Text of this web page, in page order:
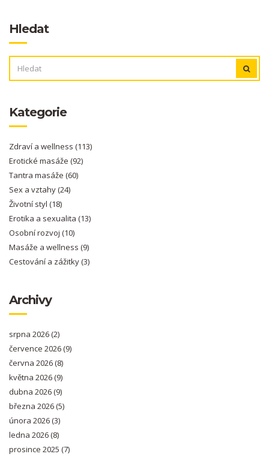
Hledat
Kategorie
Zdraví a wellness (113)
Erotické masáže (92)
Tantra masáže (60)
Sex a vztahy(24)
Životní styl (18)
Erotika a sexualita (13)
Osobní rozvoj (10)
Masáže a wellness (9)
Cestování a zážitky(3)
Archivy
srpna 2026(2)
července 2026(9)
června 2026(8)
května 2026(9)
dubna 2026(9)
března 2026(5)
února 2026(3)
ledna 2026(8)
prosince 2025 (7)